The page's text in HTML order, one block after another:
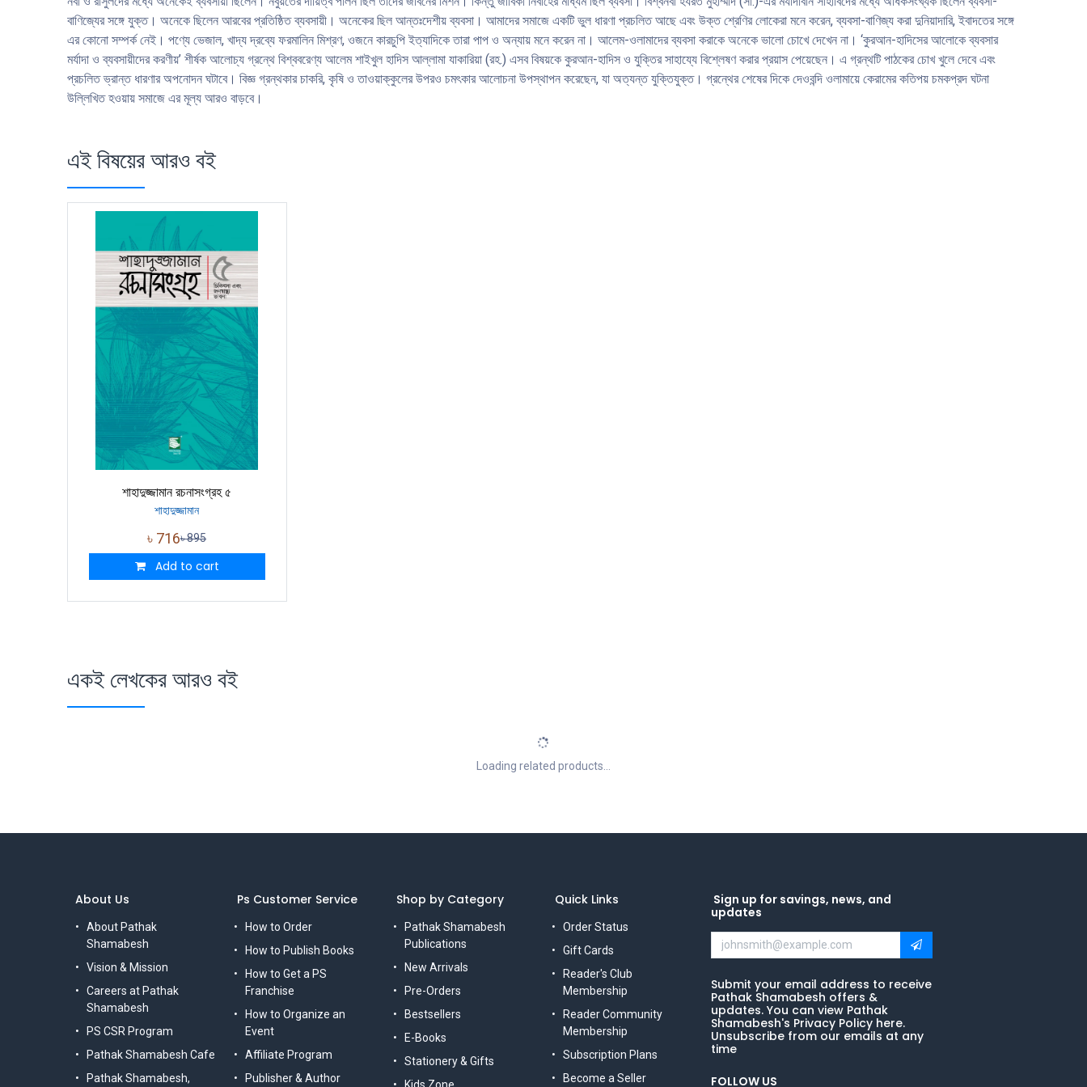
বাণিজ্যের সঙ্গে যুক্ত। অনেকে ছিলেন আরবের প্রতিষ্ঠিত ব্যবসায়ী। অনেকের ছিল আন্তঃদেশীয় ব্যবসা। আমাদের সমাজে একটি ভুল ধারণা প্রচলিত আছে এবং উক্ত শ্রেণির লোকেরা মনে করেন, ব্যবসা-বাণিজ্য করা দুনিয়াদারি, ইবাদতের সঙ্গে
এর কোনো সম্পর্ক নেই। পণ্যে ভেজাল, খাদ্য দ্রব্যে ফরমালিন মিশ্রণ, ওজনে কারচুপি ইত্যাদিকে তারা পাপ ও অন্যায় মনে করেন না। আলেম-ওলামাদের ব্যবসা করাকে অনেকে ভালো চোখে দেখেন না। ‘কুরআন-হাদিসের আলোকে ব্যবসার
মর্যাদা ও ব্যবসায়ীদের করণীয়’ শীর্ষক আলোচ্য গ্রন্থে বিশ্ববরেণ্য আলেম শাইখুল হাদিস আল্লামা যাকারিয়া (রহ.) এসব বিষয়কে কুরআন-হাদিস ও যুক্তির সাহায্যে বিশ্লেষণ করার প্রয়াস পেয়েছেন। এ গ্রন্থটি পাঠকের চোখ খুলে দেবে এবং
প্রচলিত ভ্রান্ত ধারণার অপনোদন ঘটাবে। বিজ্ঞ গ্রন্থকার চাকরি, কৃষি ও তাওয়াক্কুলের উপরও চমৎকার আলোচনা উপস্থাপন করেছেন, যা অত্যন্ত যুক্তিযুক্ত। গ্রন্থের শেষের দিকে দেওবন্দি ওলামায়ে কেরামের কতিপয় চমকপ্রদ ঘটনা
উল্লিখিত হওয়ায় সমাজে এর মূল্য আরও বাড়বে।
এই বিষয়ের আরও বই
শাহাদুজ্জামান রচনাসংগ্রহ ৫
শাহাদুজ্জামান
৳ 716৳895
Add to cart
একই লেখকের আরও বই
Loading related products...
Ps Customer Service
How to Order
How to Publish Books
How to Get a PS
Franchise
How to Organize an
Event
Affiliate Program
Publisher & Author
Shop by Category
Pathak Shamabesh
Publications
New Arrivals
Pre-Orders
Bestsellers
E-Books
Stationery & Gifts
Quick Links
Order Status
Gift Cards
Reader's Club
Membership
Reader Community
Membership
Subscription Plans
Become a Seller
Sign up for savings, news, and
updates
Submit your email address to receive
Pathak Shamabesh offers &
updates. You can view Pathak
Shamabesh's Privacy Policy here.
Unsubscribe from our emails at any
time
FOLLOW US
About Us
About Pathak
Shamabesh
Vision & Mission
Careers at Pathak
Shamabesh
PS CSR Program
Pathak Shamabesh Cafe
Pathak Shamabesh,